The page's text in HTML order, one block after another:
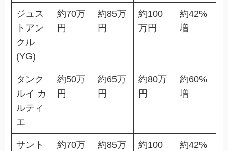
ジュス
トアン
クル
(YG)
約70万
円
約85万
円
約100
万円
約42%
増
タンク
ルイ カ
ルティ
エ
約50万
円
約65万
円
約80万
円
約60%
増
サント
約70万
約85万
約100
約42%